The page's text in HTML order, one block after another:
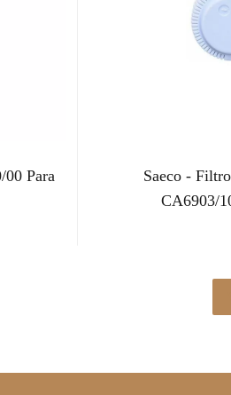
Para
Saeco -
CA6903/